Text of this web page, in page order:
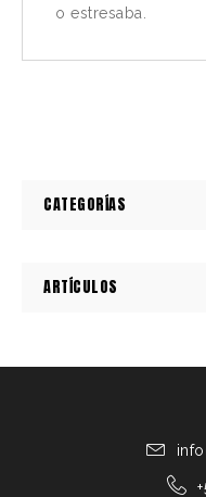
o estresaba.
CATEGORÍAS
ARTÍCULOS